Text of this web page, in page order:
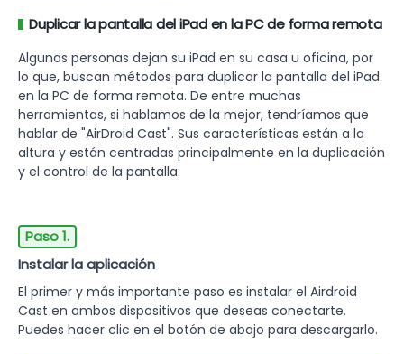
Duplicar la pantalla del iPad en la PC de forma remota
Algunas personas dejan su iPad en su casa u oficina, por
lo que, buscan métodos para duplicar la pantalla del iPad
en la PC de forma remota. De entre muchas
herramientas, si hablamos de la mejor, tendríamos que
hablar de "AirDroid Cast". Sus características están a la
altura y están centradas principalmente en la duplicación
y el control de la pantalla.
Paso 1.
Instalar la aplicación
El primer y más importante paso es instalar el Airdroid
Cast en ambos dispositivos que deseas conectarte.
Puedes hacer clic en el botón de abajo para descargarlo.